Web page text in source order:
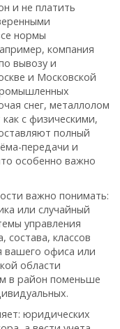
и не платить
нормы
компания
вывозу и
и Московской
снег, металлолом
с физическими,
полный
передачи и
особенно важно
важно понимать:
или случайный
управления
классов
вашего офиса или
области
в район поменьше
юридических